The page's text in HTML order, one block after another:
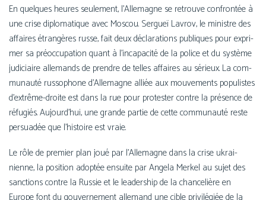
En quelques heures seule­ment, l’Allemagne se retrouve confron­tée à
une crise diplo­ma­tique avec Moscou. Sergueï Lavrov, le ministre des
affaires étran­gères russe, fait deux décla­ra­tions publiques pour expri­
mer sa pré­oc­cu­pa­tion quant à l’in­ca­pa­ci­té de la police et du sys­tème
judi­ciaire alle­mands de prendre de telles affaires au sérieux. La com­
mu­nau­té rus­so­phone d’Allemagne alliée aux mou­ve­ments popu­listes
d’extrême-droite est dans la rue pour pro­tes­ter contre la pré­sence de
réfu­giés. Aujourd’hui, une grande par­tie de cette com­mu­nau­té reste
per­sua­dée que l’histoire est vraie.
Le rôle de pre­mier plan joué par l’Allemagne dans la crise ukrai­
nienne, la posi­tion adop­tée ensuite par Angela Merkel au sujet des
sanc­tions contre la Russie et le lea­der­ship de la chan­ce­lière en